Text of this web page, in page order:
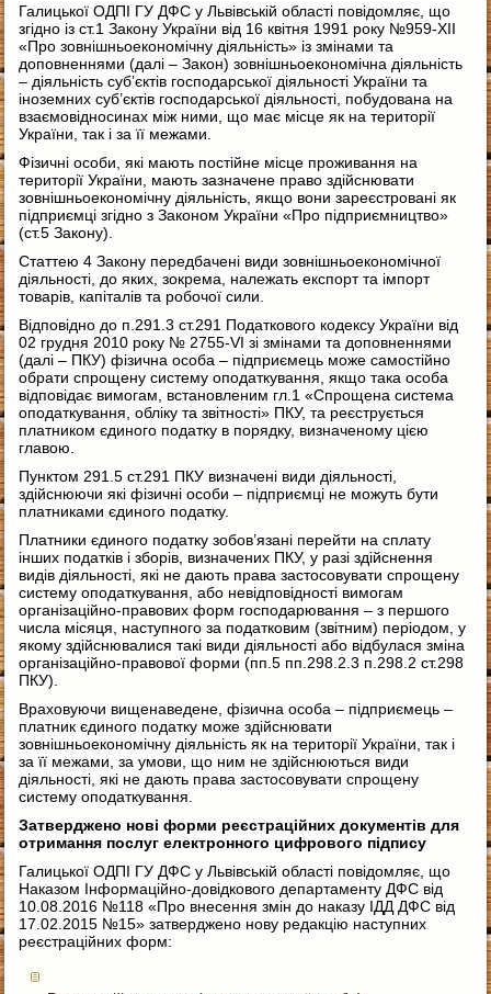
Галицької ОДПІ ГУ ДФС у Львівській області повідомляє, що
згідно із ст.1 Закону України від 16 квітня 1991 року №959-XII
«Про зовнішньоекономічну діяльність» із змінами та
доповненнями (далі – Закон) зовнішньоекономічна діяльність
– діяльність суб’єктів господарської діяльності України та
іноземних суб’єктів господарської діяльності, побудована на
взаємовідносинах між ними, що має місце як на території
України, так і за її межами.
Фізичні особи, які мають постійне місце проживання на
території України, мають зазначене право здійснювати
зовнішньоекономічну діяльність, якщо вони зареєстровані як
підприємці згідно з Законом України «Про підприємництво»
(ст.5 Закону).
Статтею 4 Закону передбачені види зовнішньоекономічної
діяльності, до яких, зокрема, належать експорт та імпорт
товарів, капіталів та робочої сили.
Відповідно до п.291.3 ст.291 Податкового кодексу України від
02 грудня 2010 року № 2755-VI зі змінами та доповненнями
(далі – ПКУ) фізична особа – підприємець може самостійно
обрати спрощену систему оподаткування, якщо така особа
відповідає вимогам, встановленим гл.1 «Спрощена система
оподаткування, обліку та звітності» ПКУ, та реєструється
платником єдиного податку в порядку, визначеному цією
главою.
Пунктом 291.5 ст.291 ПКУ визначені види діяльності,
здійснюючи які фізичні особи – підприємці не можуть бути
платниками єдиного податку.
Платники єдиного податку зобов’язані перейти на сплату
інших податків і зборів, визначених ПКУ, у разі здійснення
видів діяльності, які не дають права застосовувати спрощену
систему оподаткування, або невідповідності вимогам
організаційно-правових форм господарювання – з першого
числа місяця, наступного за податковим (звітним) періодом, у
якому здійснювалися такі види діяльності або відбулася зміна
організаційно-правової форми (пп.5 пп.298.2.3 п.298.2 ст.298
ПКУ).
Враховуючи вищенаведене, фізична особа – підприємець –
платник єдиного податку може здійснювати
зовнішньоекономічну діяльність як на території України, так і
за її межами, за умови, що ним не здійснюються види
діяльності, які не дають права застосовувати спрощену
систему оподаткування.
Затверджено нові форми реєстраційних документів для
отримання послуг електронного цифрового підпису
Галицької ОДПІ ГУ ДФС у Львівській області повідомляє, що
Наказом Інформаційно-довідкового департаменту ДФС від
10.08.2016 №118 «Про внесення змін до наказу ІДД ДФС від
17.02.2015 №15» затверджено нову редакцію наступних
реєстраційних форм: